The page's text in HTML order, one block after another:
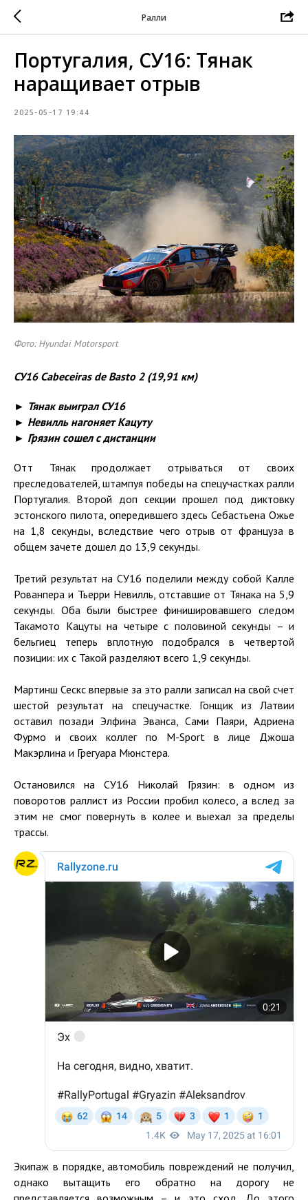
Ралли
Португалия, СУ16: Тянак
наращивает отрыв
2025-05-17 19:44
Фото: Hyundai Motorsport
СУ16 Cabeceiras deBasto 2 (19,91 км)
► Тянак выиграл СУ16
► Невилль нагоняет Кацуту
► Грязин сошел с дистанции
Отт Тянак продолжает отрываться от своих
преследователей, штампуя победы на спецучастках ралли
Португалия. Второй доп секции прошел под диктовку
эстонского пилота, опередившего здесь Себастьена Ожье
на 1,8 секунды, вследствие чего отрыв от француза в
общем зачете дошел до 13,9 секунды.
Третий результат на СУ16 поделили между собой Калле
Рованпера и Тьерри Невилль, отставшие от Тянака на 5,9
секунды. Оба были быстрее финишировавшего следом
Такамото Кацуты на четыре с половиной секунды – и
бельгиец теперь вплотную подобрался в четвертой
позиции: их с Такой разделяют всего 1,9 секунды.
Мартинш Сескс впервые за это ралли записал на свой счет
шестой результат на спецучастке. Гонщик из Латвии
оставил позади Элфина Эванса, Сами Паяри, Адриена
Фурмо и своих коллег по M-Sport в лице Джоша
Макэрлина и Грегуара Мюнстера.
Остановился на СУ16 Николай Грязин: в одном из
поворотов раллист из России пробил колесо, а вслед за
этим не смог повернуть в колее и выехал за пределы
трассы.
Экипаж в порядке, автомобиль повреждений не получил,
однако вытащить его обратно на дорогу не